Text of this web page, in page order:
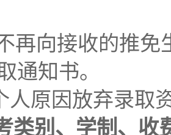
再向接收的推
通知书。
人原因放弃录取
类别、学制、收